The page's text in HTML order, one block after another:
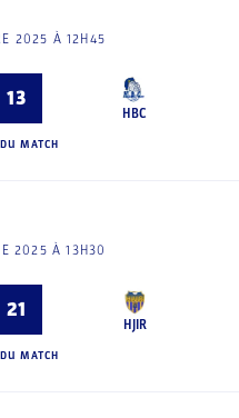
2025 À 12H45
13
HBC
MATCH
2025 À 13H30
21
HJIR
MATCH